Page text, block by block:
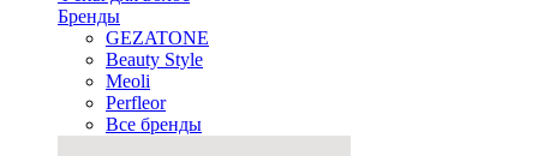
Бренды
GEZATONE
Beauty Style
Meoli
Perfleor
Все бренды